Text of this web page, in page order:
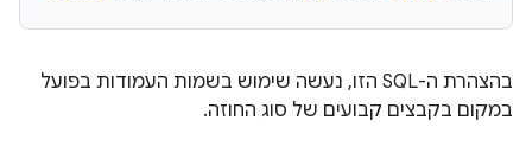
בהצהרת ה-SQL הזו, נעשה שימוש בשמות העמודות בפועל
במקום בקבצים קבועים של סוג החוזה.